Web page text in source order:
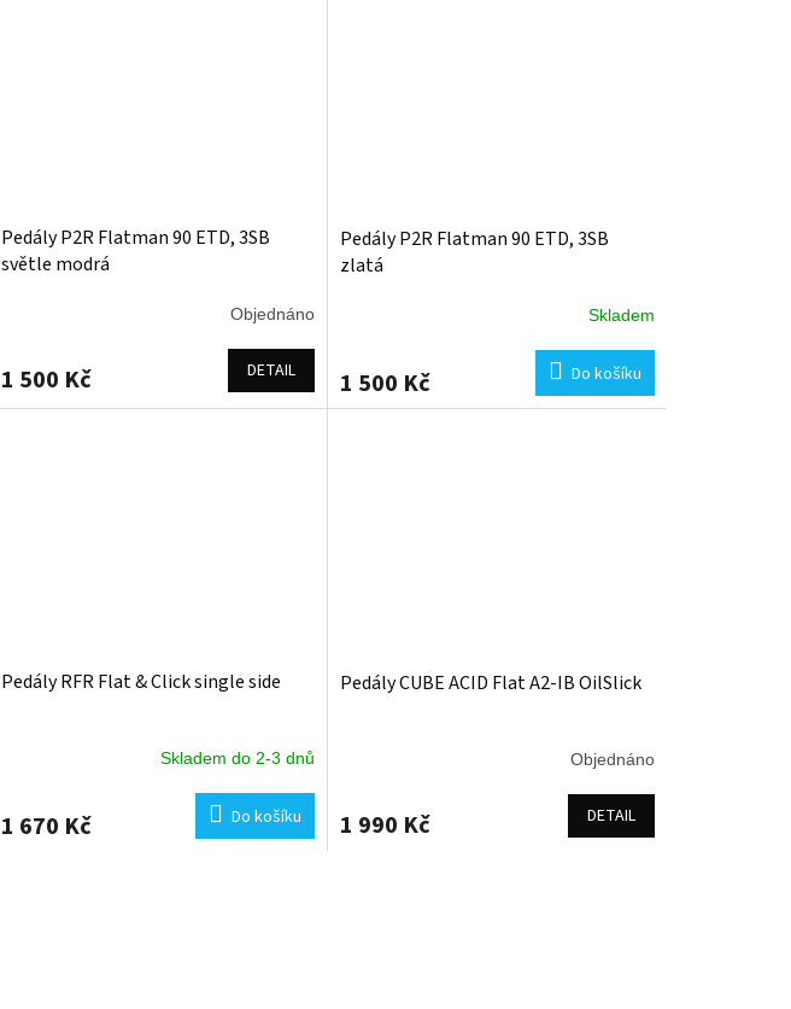
Pedály P2R Flatman 90 ETD, 3SB
světle modrá
Objednáno
1 500 Kč DETAIL
Pedály P2R Flatman 90 ETD, 3SB
zlatá
Skladem
1 500 Kč Do košíku
Pedály RFR Flat & Click single side
Skladem do 2-3 dnů
1 670 Kč Do košíku
Pedály CUBE ACID Flat A2-IB OilSlick
Objednáno
1 990 Kč DETAIL